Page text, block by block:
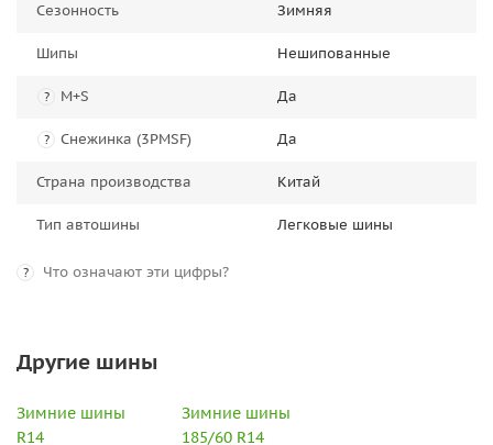
Сезонность Зимняя
Шипы Нешипованные
? M+S Да
? Снежинка (3PMSF) Да
Страна производства Китай
Тип автошины Легковые шины
? Что означают эти цифры?
Другие шины
Зимние шины
R14
Зимние шины
185/60 R14